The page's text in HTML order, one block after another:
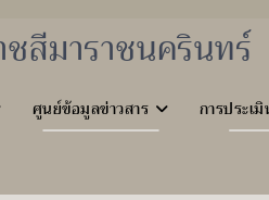
ชสีมาราชนครินทร์
ศูนย์ข้อมูลข่าวสาร การประเ